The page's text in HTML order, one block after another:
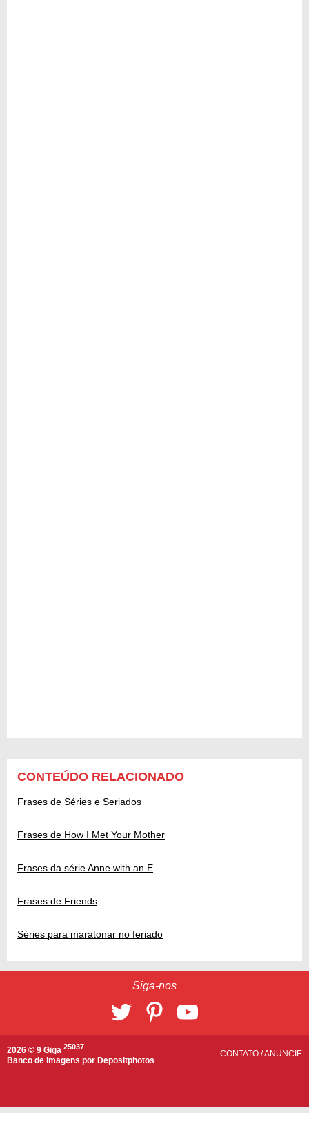
CONTEÚDO RELACIONADO
Frases de Séries e Seriados
Frases de How I Met Your Mother
Frases da série Anne with an E
Frases de Friends
Séries para maratonar no feriado
Siga-nos
2026 © 9 Giga 25037
Banco de imagens por Depositphotos
CONTATO /ANUNCIE